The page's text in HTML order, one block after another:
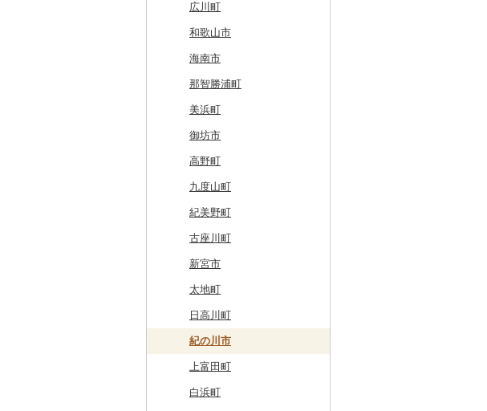
釧路町
名寄市
美唄市
厚岸町
南富良野町
上富良野町
和寒町
紋別市
乙部町
根室市
三笠市
東川町
厚真町
奥尻町
網走市
浦河町
階上町
深浦町
青森市
田子町
新郷村
横浜町
野辺地町
佐井村
六戸町
五所川原市
平川市
蓬田村
中泊町
外ヶ浜町
つがる市
弘前市
住田町
葛巻町
花巻市
岩泉町
田野畑村
盛岡市
遠野市
奥州市
雫石町
岩手県（県庁）
一関市
久慈市
西和賀町
北上市
平泉町
洋野町
川崎町
村田町
栗原市
富谷市
岩沼市
七ヶ宿町
大崎市
塩竈市
石巻市
多賀城市
宮城県（県庁）
亘理町
蔵王町
女川町
気仙沼市
美里町
湯沢市
大館市
由利本荘市
にかほ市
羽後町
秋田県（県庁）
秋田市
男鹿市
美郷町
東成瀬村
五城目町
北秋田市
八峰町
鹿角市
大仙市
八郎潟町
南陽市
中山町
庄内町
大石田町
川西町
鶴岡市
山形県（県庁）
金山町
東根市
飯豊町
鮭川村
大蔵村
山辺町
戸沢村
舟形町
最上町
昭和村
下郷町
西郷村
二本松市
猪苗代町
川俣町
郡山市
西会津町
玉川村
いわき市
南会津町
田村市
磐梯町
三春町
本宮市
柳津町
つくばみらい市
下妻市
茨城町
神栖市
常総市
東海村
美浦村
大洗町
河内町
ひたちなか市
龍ケ崎市
守谷市
常陸大宮市
笠間市
行方市
結城市
小山市
宇都宮市
栃木県（県庁）
那珂川町
茂木町
那須烏山市
矢板市
さくら市
足利市
那須町
鹿沼市
下野市
益子町
芳賀町
野木町
桐生市
吉岡町
太田市
高山村
みどり市
千代田町
みなかみ町
片品村
富岡市
館林市
伊勢崎市
東吾妻町
前橋市
藤岡市
邑楽町
板倉町
川口市
飯能市
長瀞町
羽生市
小鹿野町
坂戸市
鳩山町
埼玉県（県庁）
神川町
東秩父村
横瀬町
三芳町
幸手市
日高市
蓮田市
川越市
多古町
白子町
栄町
香取市
習志野市
銚子市
君津市
旭市
南房総市
八街市
東金市
九十九里町
いすみ市
東庄町
館山市
大網白里市
墨田区
東久留米市
利島村
瑞穂町
大島町
府中市
国分寺市
東村山市
中央区
あきる野市
中野区
荒川区
北区
多摩市
稲城市
世田谷区
山北町
真鶴町
清川村
開成町
藤沢市
神奈川県（県庁）
鎌倉市
大和市
伊勢原市
小田原市
湯河原町
秦野市
綾瀬市
横須賀市
三浦市
大磯町
加茂市
小千谷市
田上町
五泉市
三条市
見附市
糸魚川市
胎内市
上越市
阿賀野市
津南町
新潟県（県庁）
柏崎市
村上市
妙高市
聖籠町
富山県（県庁）
小矢部市
滑川市
富山市
南砺市
能登町
能美市
津幡町
宝達志水町
金沢市
内灘町
かほく市
小松市
志賀町
加賀市
福井県（県庁）
越前市
坂井市
あわら市
福井市
大野市
敦賀市
おおい町
永平寺町
韮崎市
南アルプス市
市川三郷町
都留市
山梨県（県庁）
道志村
忍野村
笛吹市
中央市
北杜市
鳴沢村
西桂町
身延町
早川町
南部町
昭和町
長野県（県庁）
上松町
高山村
南木曽町
朝日村
長野市
根羽村
池田町
須坂市
川上村
信濃町
南牧村
伊那市
立科町
東御市
中野市
瑞穂市
飛騨市
岐南町
大野町
山県市
羽島市
本巣市
川辺町
大垣市
輪之内町
神戸町
瑞浪市
中津川市
高山市
郡上市
白川村
函南町
藤枝市
御殿場市
浜松市
伊東市
島田市
沼津市
伊豆市
裾野市
焼津市
富士宮市
河津町
袋井市
熱海市
掛川市
伊豆の国市
安城市
北名古屋市
東栄町
豊山町
南知多町
江南市
みよし市
西尾市
武豊町
幸田町
碧南市
岡崎市
愛知県（県庁）
蒲郡市
東郷町
犬山市
いなべ市
紀北町
熊野市
南伊勢町
朝日町
菰野町
紀宝町
伊勢市
四日市市
大台町
尾鷲市
三重県（県庁）
津市
名張市
東員町
玉城町
彦根市
栗東市
愛荘町
滋賀県（県庁）
米原市
豊郷町
多賀町
野洲市
京丹後市
井手町
木津川市
宇治田原町
長岡京市
綾部市
笠置町
南丹市
宇治市
京丹波町
京都府（府庁）
大山崎町
精華町
南山城村
京都市
舞鶴市
藤井寺市
能勢町
阪南市
貝塚市
岸和田市
泉南市
忠岡町
四條畷市
寝屋川市
泉大津市
池田市
守口市
富田林市
松原市
柏原市
羽曳野市
佐用町
多可町
朝来市
市川町
三木市
新温泉町
福崎町
西脇市
宍粟市
丹波市
豊岡市
加東市
稲美町
養父市
南あわじ市
洲本市
山添村
大淀町
安堵町
王寺町
十津川村
高取町
広陵町
天理市
三郷町
下北山村
大和高田市
川西町
川上村
斑鳩町
平群町
黒滝村
広川町
和歌山市
海南市
那智勝浦町
美浜町
御坊市
高野町
九度山町
紀美野町
古座川町
新宮市
太地町
日高川町
紀の川市
上富田町
白浜町